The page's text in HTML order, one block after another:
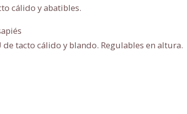
cálido y abatibles.
de tacto cálido y blando. Regulables en altura.